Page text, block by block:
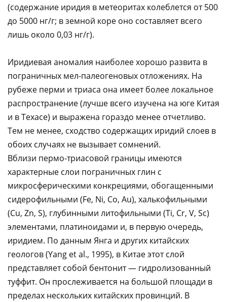
(содержание иридия в метеоритах колеблется от 500
до 5000 нг/г; в земной коре оно составляет всего
лишь около 0,03 нг/г).
Иридиевая аномалия наиболее хорошо развита в
пограничных мел-палеогеновых отложениях. На
рубеже перми и триаса она имеет более локальное
распространение (лучше всего изучена на юге Китая
и в Техасе) и выражена гораздо менее отчетливо.
Тем не менее, сходство содержащих иридий слоев в
обоих случаях не вызывает сомнений.
Вблизи пермо-триасовой границы имеются
характерные слои пограничных глин с
микросферическими конкрециями, обогащенными
сидерофильными (Fe, Ni, Co, Au), халькофильными
(Cu, Zn, S), глубинными литофильными (Ti, Cr, V, Sc)
элементами, платиноидами и, в первую очередь,
иридием. По данным Янга и других китайских
геологов (Yang et al., 1995), в Китае этот слой
представляет собой бентонит — гидролизованный
туффит. Он прослеживается на большой площади в
пределах нескольких китайских провинций. В